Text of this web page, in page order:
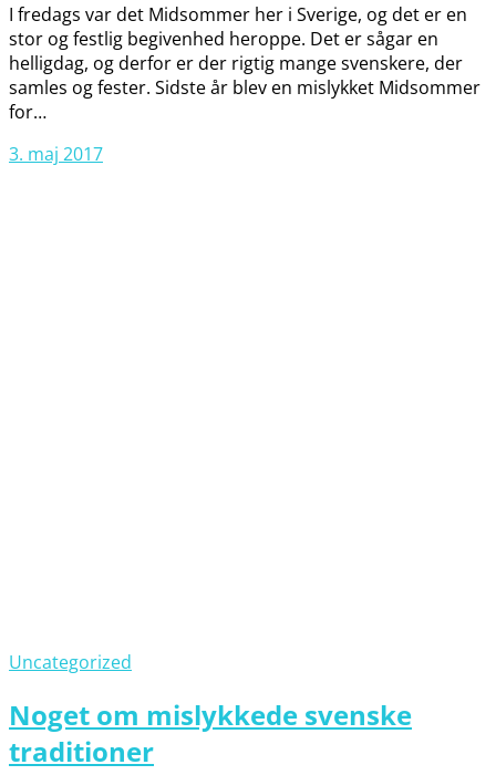
I fredags var det Midsommer her i Sverige, og det er en
stor og festlig begivenhed heroppe. Det er sågar en
helligdag, og derfor er der rigtig mange svenskere, der
samles og fester. Sidste år blev en mislykket Midsommer
for…
3. maj 2017
Uncategorized
Noget om mislykkede svenske
traditioner